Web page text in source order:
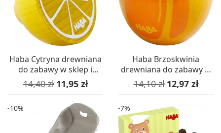
Haba Cytryna drewniana
do zabawy w sklep i
gotowanie +3
Cena podstawowa
14,40 zł Cena
11,95 zł
Haba Brzoskwinia
drewniana do zabawy w
sklep +3
Cena podstawowa
14,10 zł Cena
12,97 zł
-10% -7%